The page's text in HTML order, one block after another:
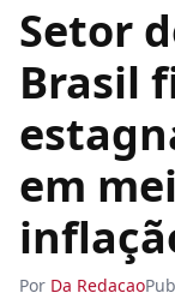
Setor
Brasil
em
Por Da Redacao